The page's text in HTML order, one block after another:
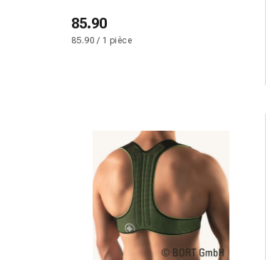
et
filets
coups
de
soleil
Kits
de
changement
de
85.90
85.90 / 1 pièce